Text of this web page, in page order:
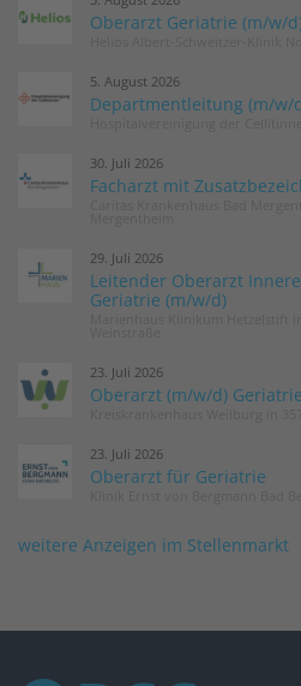
Oberarzt Geriatrie (m/w/
5. August 2026
Departmentleitung (m/w/
30. Juli 2026
Facharzt mit
29. Juli 2026
Leitender Oberarzt
Geriatrie (m/w/d)
23. Juli 2026
Oberarzt (m/w/d) Geriatrie
23. Juli 2026
Oberarzt für Geriatrie
weitere Anzeigen im Stellenmarkt